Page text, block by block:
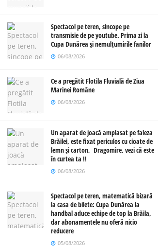
Spectacol pe teren, sincope pe
transmisie de pe youtube. Prima zi la
Cupa Dunărea și nemulțumirile fanilor
06/08/2026
Ce a pregătit Flotila Fluvială de Ziua
Marinei Române
06/08/2026
Un aparat de joacă amplasat pe faleza
Brăilei, este fixat periculos cu cioate de
lemn și carton, Dragomire, vezi că este
în curtea ta !!
06/08/2026
Spectacol pe teren, matematică bizară
la casa de bilete: Cupa Dunărea la
handbal aduce echipe de top la Brăila,
dar abonamentele nu oferă nicio
reducere
05/08/2026